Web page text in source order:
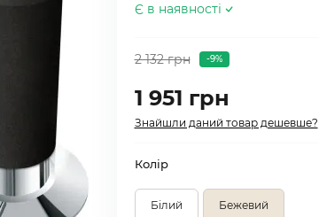
Є в наявності
2 132 грн -9%
1 951 грн
Знайшли даний товар дешевше?
Колір
Білий Бежевий